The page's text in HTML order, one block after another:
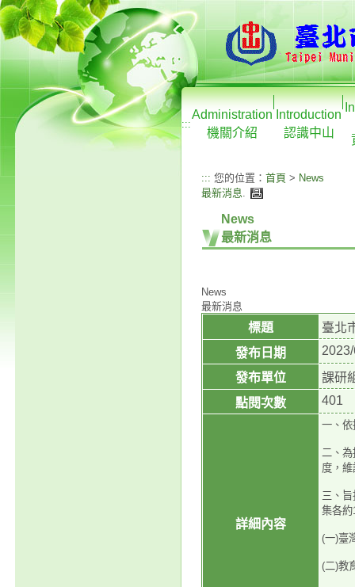
:::
Administration
機關介紹
Introduction
認識中山
::: 您的位置： 首頁 > News
最新消息.
News
最新消息
News
最新消息
標題
臺北
發布日期
發布單位
課研
點閱次數
401
詳細內容
一、依
二、為
度，
三、
集各約
(一)臺
(二)教